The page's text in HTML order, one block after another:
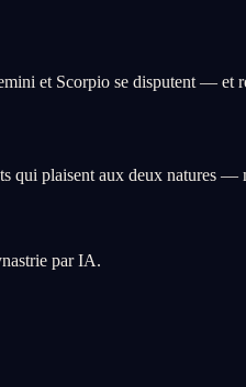
et Scorpio se disputent —
qui plaisent aux deux natures —
par IA.